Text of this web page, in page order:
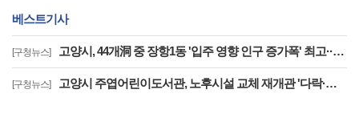
베스트기사
[구청뉴스] 고양시, 44개洞 중 장항1동 '입주 영향 인구 증가폭' 최고··풍산동도 증가세 지속
[구청뉴스] 고양시 주엽어린이도서관, 노후시설 교체 재개관 '다락·아기 독서공간 등 조성'